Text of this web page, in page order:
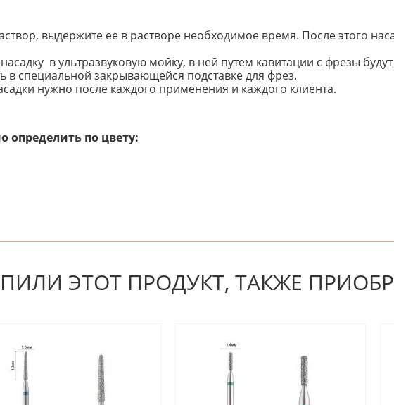
выдержите ее в растворе необходимое время. После этого
в ультразвуковую мойку, в ней путем кавитации с фрезы
в специальной закрывающейся подставке для фрез.
нужно после каждого применения и каждого клиента.
определить по цвету:
первым! Будьте первым, кто напишет отзыв.
ЭТОТ ПРОДУКТ, ТАКЖЕ